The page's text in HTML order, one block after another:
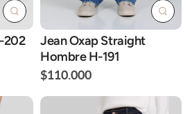
202
Jean Oxap Straight
Hombre H-191
$110.000